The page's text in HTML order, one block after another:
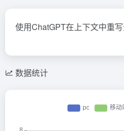
使用ChatGPT在上下文中重
数据统计